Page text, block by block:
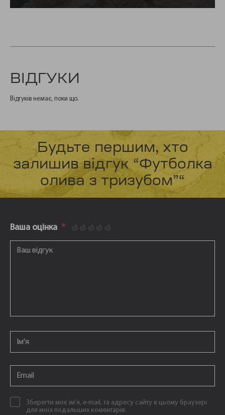
ВІДГУКИ
Відгуків немає, поки що.
Будьте першим, хто
залишив відгук “Футболка
олива з тризубом”“
Ваша оцінка * 12345
Ваш відгук*
Email*
Зберегти моє ім'я, e-mail, та адресу сайту в цьому браузері
для моїх подальших коментарів.